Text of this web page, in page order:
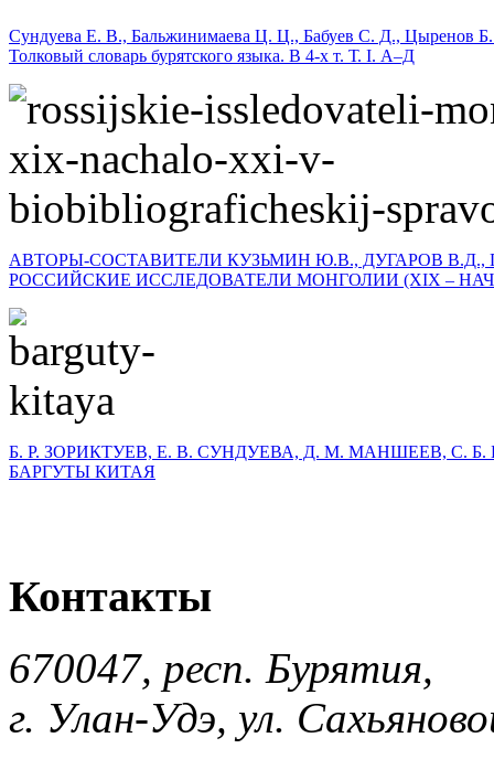
Сундуева Е. В., Бальжинимаева Ц. Ц., Бабуев С. Д., Цыренов
Толковый словарь бурятского языка. В 4-х т. Т. I. А–Д
АВТОРЫ-СОСТАВИТЕЛИ КУЗЬМИН Ю.В., ДУГАРОВ
РОССИЙСКИЕ ИССЛЕДОВАТЕЛИ МОНГОЛИИ (XIX –
Б. Р. ЗОРИКТУЕВ, Е. В. СУНДУЕВА, Д. М. МАНШЕЕВ, С.
БАРГУТЫ КИТАЯ
Контакты
670047, респ. Бурятия,
г. Улан-Удэ, ул.